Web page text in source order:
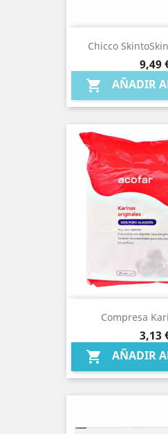
Chicco
9,49
 AÑADIR
Compresa
3,13
 AÑADIR